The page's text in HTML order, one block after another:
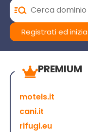
Registrati ed inizia
PREMIUM
motels.it
cani.it
rifugi.eu